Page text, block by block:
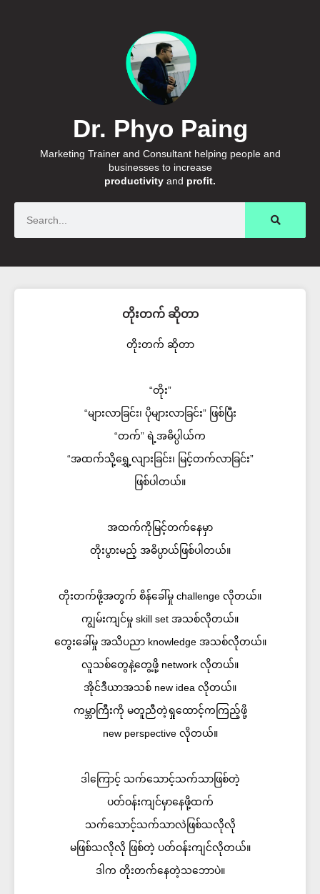
Dr. Phyo Paing
Marketing Trainer and Consultant helping people and
businesses to increase
productivity and profit.
တိုးတက် ဆိုတာ
တိုးတက် ဆိုတာ
“တိုး”
“များလာခြင်း၊ ပိုများလာခြင်း” ဖြစ်ပြီး
“တက်” ရဲ့အဓိပ္ပါယ်က
“အထက်သို့ရွှေ့လျားခြင်း၊ မြင့်တက်လာခြင်း”
ဖြစ်ပါတယ်။
အထက်ကိုမြင့်တက်နေမှာ
တိုးပွားမည့် အဓိပ္ပာယ်ဖြစ်ပါတယ်။
တိုးတက်ဖို့အတွက် စိန်ခေါ်မှု challenge လိုတယ်။
ကျွမ်းကျင်မှု skill set အသစ်လိုတယ်။
တွေးခေါ်မှု အသိပညာ knowledge အသစ်လိုတယ်။
လူသစ်တွေနဲ့တွေ့ဖို့ network လိုတယ်။
အိုင်ဒီယာအသစ် new idea လိုတယ်။
ကမ္ဘာကြီးကို မတူညီတဲ့ရှုထောင့်ကကြည့်ဖို့
new perspective လိုတယ်။
ဒါကြောင့် သက်သောင့်သက်သာဖြစ်တဲ့
ပတ်ဝန်းကျင်မှာနေဖို့ထက်
သက်သောင့်သက်သာလဲဖြစ်သလိုလို
မဖြစ်သလိုလို ဖြစ်တဲ့ ပတ်ဝန်းကျင်လိုတယ်။
ဒါက တိုးတက်နေတဲ့သဘောပဲ။